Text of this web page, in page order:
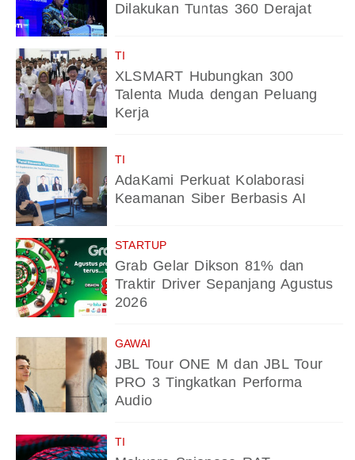
Dilakukan Tuntas 360 Derajat
TI
XLSMART Hubungkan 300
Talenta Muda dengan Peluang
Kerja
TI
AdaKami Perkuat Kolaborasi
Keamanan Siber Berbasis AI
STARTUP
Grab Gelar Dikson 81% dan
Traktir Driver Sepanjang Agustus
2026
GAWAI
JBL Tour ONE M dan JBL Tour
PRO 3 Tingkatkan Performa
Audio
TI